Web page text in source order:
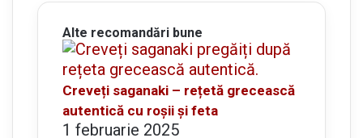
Alte recomandări bune
Creveți saganaki – rețetă grecească
autentică cu roșii și feta
1 februarie 2025